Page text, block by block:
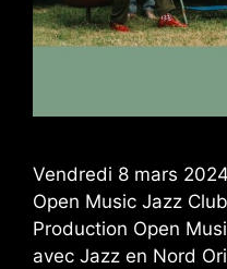
Vendredi 8 mars
Open Music Jazz
Production Open
avec Jazz en Nord